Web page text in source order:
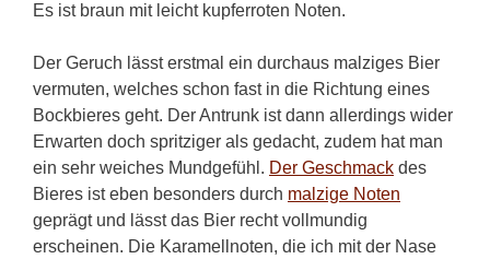
Es ist braun mit leicht kupferroten Noten.
Der Geruch lässt erstmal ein durchaus malziges Bier
vermuten, welches schon fast in die Richtung eines
Bockbieres geht. Der Antrunk ist dann allerdings wider
Erwarten doch spritziger als gedacht, zudem hat man
ein sehr weiches Mundgefühl. Der Geschmack des
Bieres ist eben besonders durch malzige Noten
geprägt und lässt das Bier recht vollmundig
erscheinen. Die Karamellnoten, die ich mit der Nase